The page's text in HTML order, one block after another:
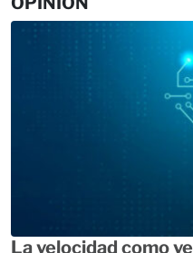
La velocidad como